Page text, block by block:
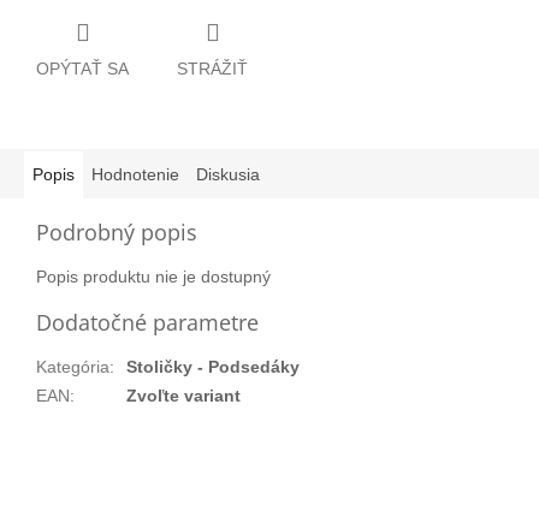
OPÝTAŤ SA STRÁŽIŤ
Popis Hodnotenie Diskusia
Podrobný popis
Popis produktu nie je dostupný
Dodatočné parametre
Kategória:
Stoličky - Podsedáky
EAN: Zvoľte variant